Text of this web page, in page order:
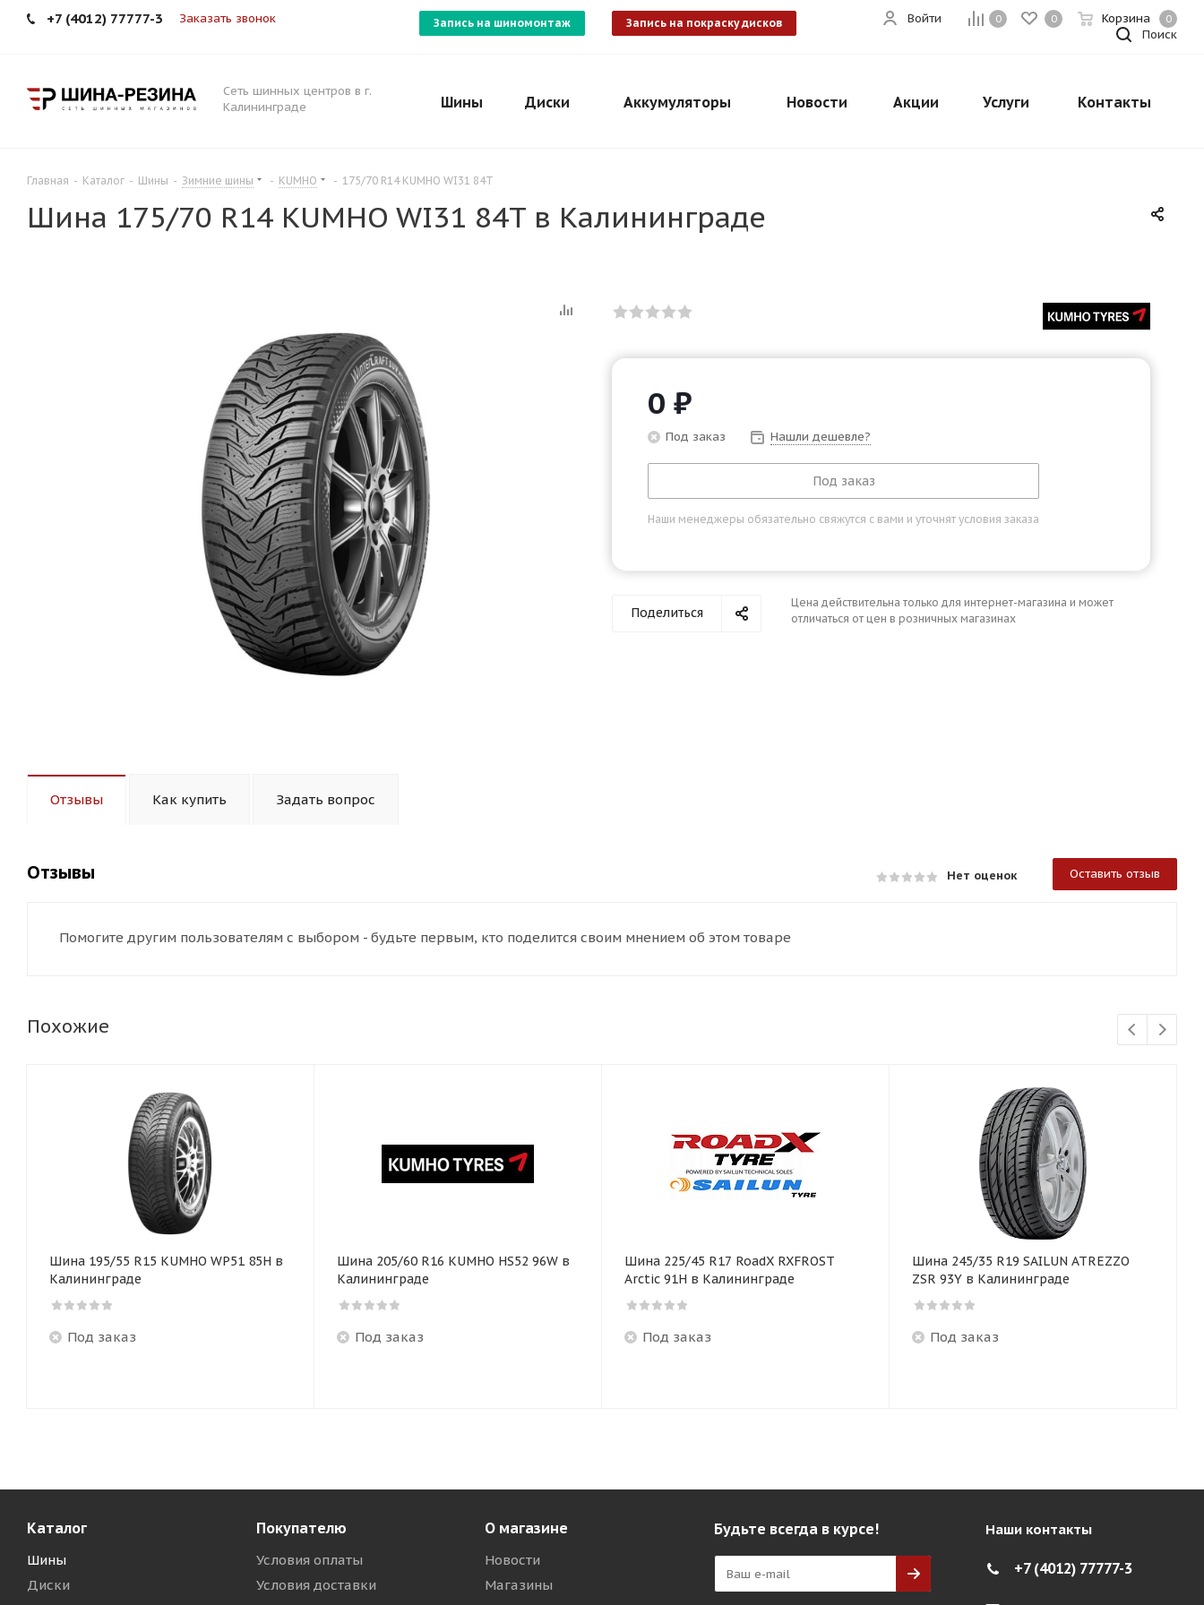
+7 (4012) 77777-3 Заказать звонок 0 0 Корзина 0
Войти
Запись на шиномонтаж Запись на покраску дисков
Поиск
Сеть шинных центров в г.
Калининграде
Шины Диски Аккумуляторы Новости Акции Услуги Контакты
Главная - Каталог - Шины - Зимние шины - KUMHO - 175/70 R14 KUMHO WI31 84T
Шина 175/70 R14 KUMHO WI31 84T в Калининграде
0 ₽
Под заказ Нашли дешевле?
Под заказ
Наши менеджеры обязательно свяжутся с вами и уточнят условия заказа
Поделиться
Цена действительна только для интернет-магазина и может
отличаться от цен в розничных магазинах
Отзывы Как купить Задать вопрос
Отзывы Нет оценок Оставить отзыв
Помогите другим пользователям с выбором - будьте первым, кто поделится своим мнением об этом товаре
Похожие
Шина 195/55 R15 KUMHO WP51 85H в
Калининграде
Под заказ
Шина 205/60 R16 KUMHO HS52 96W в
Калининграде
Под заказ
Шина 225/45 R17 RoadX RXFROST
Arctic 91H в Калининграде
Под заказ
Шина 245/35 R19 SAILUN ATREZZO
ZSR 93Y в Калининграде
Под заказ
Каталог
Шины
Диски
Покупателю
Условия оплаты
Условия доставки
О магазине
Новости
Магазины
Будьте всегда в курсе! Наши контакты
+7 (4012) 77777-3